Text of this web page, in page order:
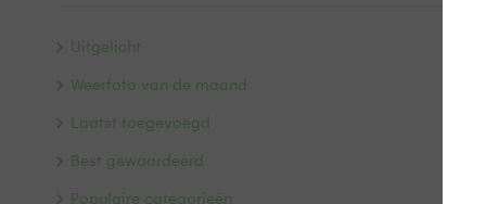
Uitgelicht
Weerfoto van de maand
Laatst toegevoegd
Best gewaardeerd
Populaire categorieën